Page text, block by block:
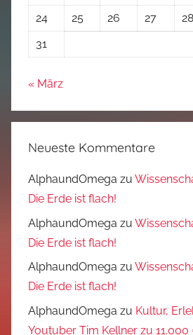
24
25 26 27 28
31
« März
Neueste Kommentare
AlphaundOmega zu
Die Erde ist flach!
AlphaundOmega zu
Die Erde ist flach!
AlphaundOmega zu
Die Erde ist flach!
AlphaundOmega zu Kultur,
Youtuber Tim Kellner zu